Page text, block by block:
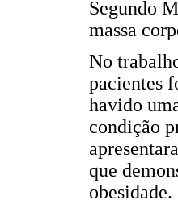
Segundo
massa
No
pacientes
havido
condição
que
obesidade.